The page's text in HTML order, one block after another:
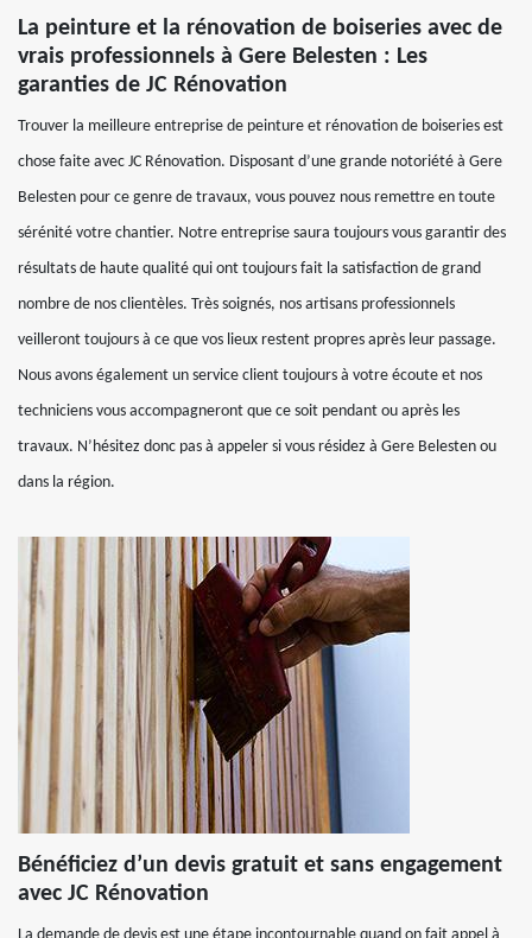
La peinture et la rénovation de boiseries avec de
vrais professionnels à Gere Belesten : Les
garanties de JC Rénovation
Trouver la meilleure entreprise de peinture et rénovation de boiseries est
chose faite avec JC Rénovation. Disposant d’une grande notoriété à Gere
Belesten pour ce genre de travaux, vous pouvez nous remettre en toute
sérénité votre chantier. Notre entreprise saura toujours vous garantir des
résultats de haute qualité qui ont toujours fait la satisfaction de grand
nombre de nos clientèles. Très soignés, nos artisans professionnels
veilleront toujours à ce que vos lieux restent propres après leur passage.
Nous avons également un service client toujours à votre écoute et nos
techniciens vous accompagneront que ce soit pendant ou après les
travaux. N’hésitez donc pas à appeler si vous résidez à Gere Belesten ou
dans la région.
Bénéficiez d’un devis gratuit et sans engagement
avec JC Rénovation